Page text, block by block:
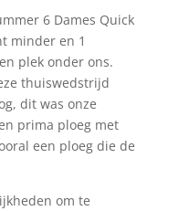
6 Dames Quick
minder en 1
plek onder ons.
thuiswedstrijd
dit was onze
prima ploeg met
een ploeg die de
om te